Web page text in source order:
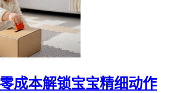
成本解锁宝宝精细动作